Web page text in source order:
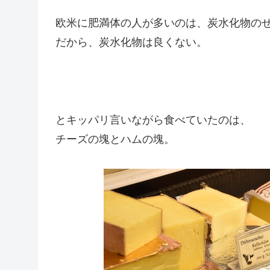
欧米に肥満体の人が多いのは、炭水化物の
だから、炭水化物は良くない。
とキッパリ言いながら食べていたのは、
チーズの塊とハムの塊。